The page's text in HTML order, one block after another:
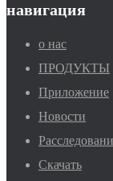
навигация
о нас
ПРОДУКТЫ
Приложение
Новости
Скачать